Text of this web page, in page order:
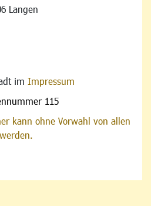
Langen
im Impressum
115
kann ohne Vorwahl von allen